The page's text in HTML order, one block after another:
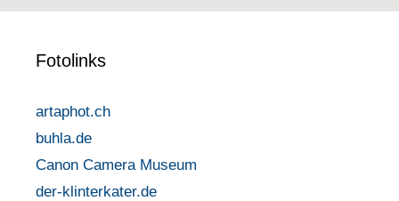
Fotolinks
artaphot.ch
buhla.de
Canon Camera Museum
der-klinterkater.de